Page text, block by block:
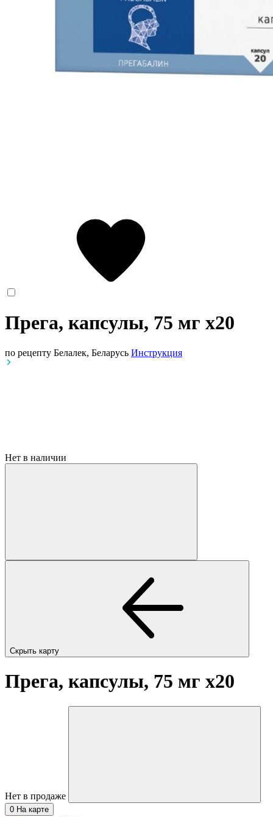
Прега, капсулы, 75 мг x20
по рецепту Белалек, Беларусь Инструкция
Нет в наличии
Скрыть карту
Прега, капсулы, 75 мг x20
Нет в продаже
0 На карте